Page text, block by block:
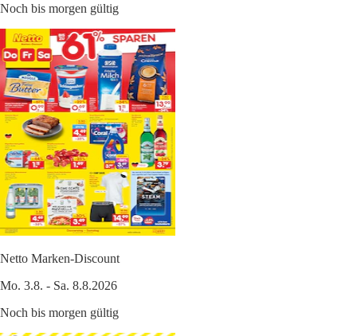
Noch bis morgen gültig
Netto Marken-Discount
Mo. 3.8. - Sa. 8.8.2026
Noch bis morgen gültig